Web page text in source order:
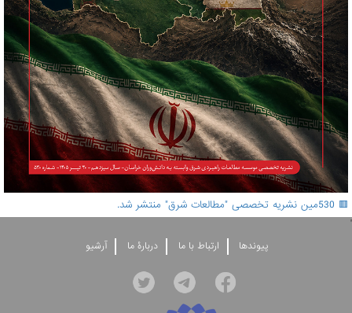
🟥 530مین نشریه تخصصی "مطالعات شرق" منتشر شد.
'
پيوندها ارتباط با ما دربارۀ ما آرشيو